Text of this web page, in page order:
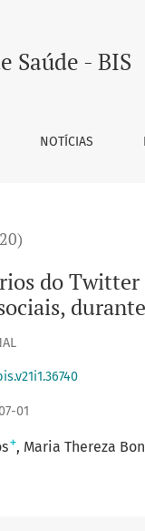
das medidas de
- BIS
NOTÍCIAS
do Twitter
01
+ Maria Thereza